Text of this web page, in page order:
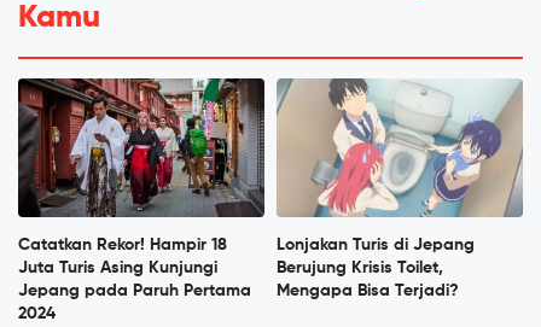
Kamu
Catatkan Rekor! Hampir 18
Juta Turis Asing Kunjungi
Jepang pada Paruh Pertama
2024
Lonjakan Turis di Jepang
Berujung Krisis Toilet,
Mengapa Bisa Terjadi?